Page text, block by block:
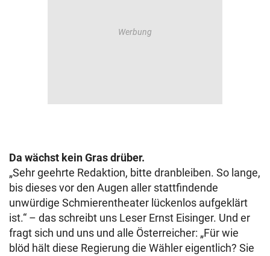
Da wächst kein Gras drüber.
„Sehr geehrte Redaktion, bitte dranbleiben. So lange,
bis dieses vor den Augen aller stattfindende
unwürdige Schmierentheater lückenlos aufgeklärt
ist.“ – das schreibt uns Leser Ernst Eisinger. Und er
fragt sich und uns und alle Österreicher: „Für wie
blöd hält diese Regierung die Wähler eigentlich? Sie